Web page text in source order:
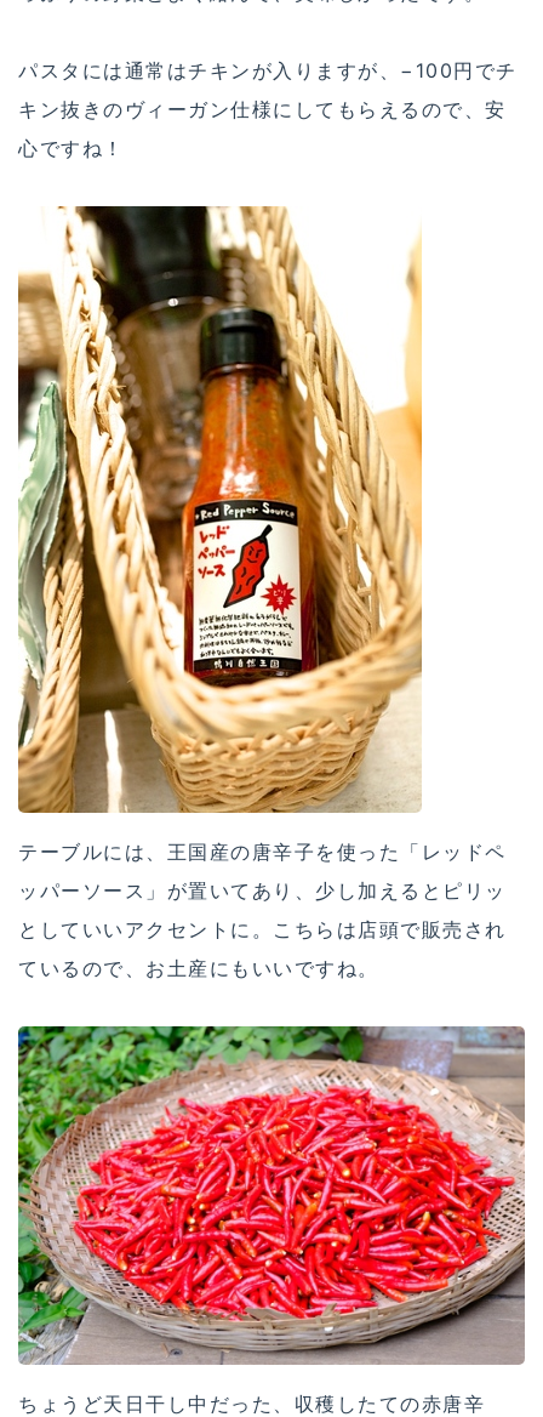
パスタには通常はチキンが入りますが、−100円でチ
キン抜きのヴィーガン仕様にしてもらえるので、安
心ですね！
テーブルには、王国産の唐辛子を使った「レッドペ
ッパーソース」が置いてあり、少し加えるとピリッ
としていいアクセントに。こちらは店頭で販売され
ているので、お土産にもいいですね。
ちょうど天日干し中だった、収穫したての赤唐辛